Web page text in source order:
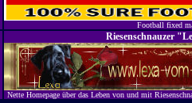
Football fixed
Riesenschnauzer
Nette Homepage über das Leben von und mit